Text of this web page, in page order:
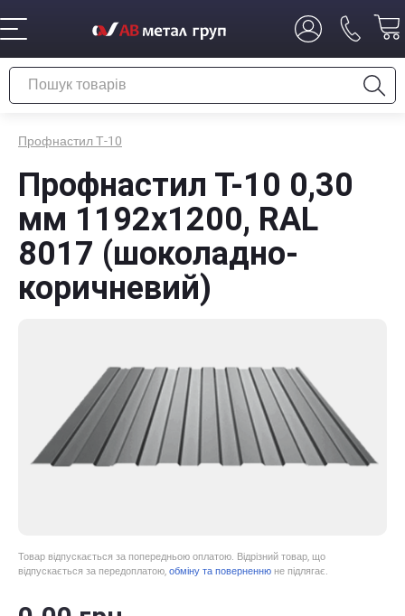
Профнастил Т-10
Профнастил Т-10 0,30
мм 1192х1200, RAL
8017 (шоколадно-
коричневий)
Товар відпускається за попередньою оплатою. Відрізний товар, що
відпускається за передоплатою, обміну та поверненню не підлягає.